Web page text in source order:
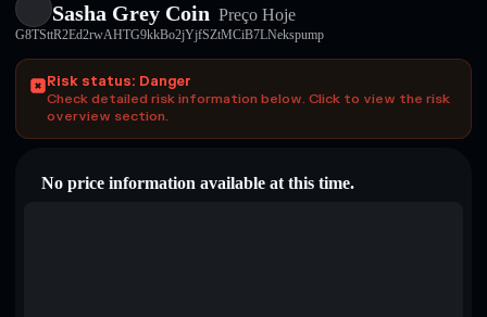
Sasha Grey Coin Preço Hoje
G8TSttR2Ed2rwAHTG9kkBo2jYjfSZtMCiB7LNekspump
Risk status: Danger
Check detailed risk information below. Click to view the risk
overview section.
No price information available at this time.